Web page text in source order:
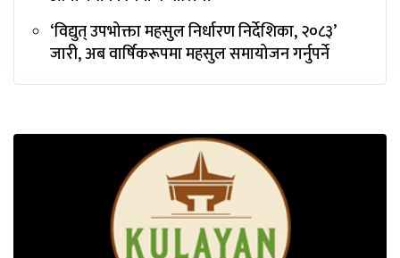
‘विद्युत् उपभोक्ता महसुल निर्धारण निर्देशिका, २०८३’
जारी, अब वार्षिकरूपमा महसुल समायोजन गर्नुपर्ने